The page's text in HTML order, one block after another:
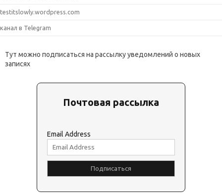
testitslowly.wordpress.com
канал в Telegram
Тут можно подписаться на рассылку уведомлений о новых
записях
Почтовая рассылка
Email Address